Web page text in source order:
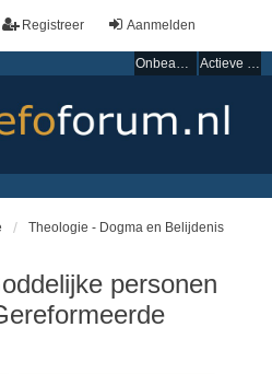
Aanmelden
Registreer
Onbeantwoorde onderwerpen Actieve onderwerpen
Theologie - Dogma en Belijdenis
personen